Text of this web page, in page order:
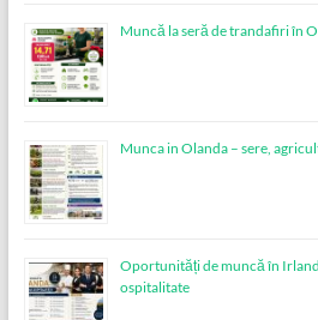
Muncă la seră de trandafiri în
Munca in Olanda – sere,
Oportunități de muncă în
ospitalitate